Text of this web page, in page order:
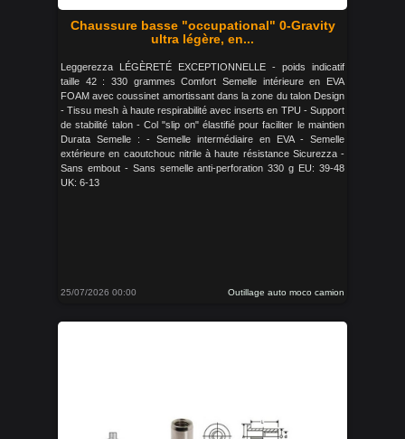
Chaussure basse "occupational" 0-Gravity
ultra légère, en...
Leggerezza LÉGÈRETÉ EXCEPTIONNELLE - poids indicatif
taille 42 : 330 grammes Comfort Semelle intérieure en EVA
FOAM avec coussinet amortissant dans la zone du talon Design
- Tissu mesh à haute respirabilité avec inserts en TPU - Support
de stabilité talon - Col "slip on" élastifié pour faciliter le maintien
Durata Semelle : - Semelle intermédiaire en EVA - Semelle
extérieure en caoutchouc nitrile à haute résistance Sicurezza -
Sans embout - Sans semelle anti-perforation 330 g EU: 39-48
UK: 6-13
25/07/2026 00:00 Outillage auto moco camion